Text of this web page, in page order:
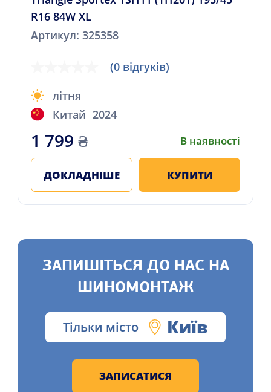
R16 84W XL
Артикул: 325358
(0 відгуків)
літня
Китай 2024
1 799 ₴ В наявності
ДОКЛАДНІШЕ КУПИТИ
ЗАПИШІТЬСЯ ДО НАС НА
ШИНОМОНТАЖ
Тільки місто Київ
ЗАПИСАТИСЯ